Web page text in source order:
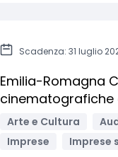
Scadenza: 31 luglio
Emilia-Romagna
cinematografiche
Arte e Cultura
Imprese
Imprese